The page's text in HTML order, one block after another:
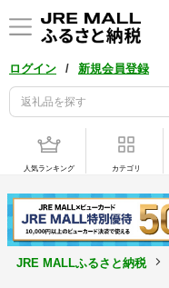
ログイン / 新規会員登録
人気ランキング カテゴリ
JRE MALLふるさと納税